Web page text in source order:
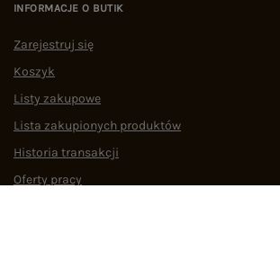
INFORMACJE O BUTIK
Zarejestruj się
Koszyk
Listy zakupowe
Lista zakupionych produktów
Historia transakcji
Oferty pracy